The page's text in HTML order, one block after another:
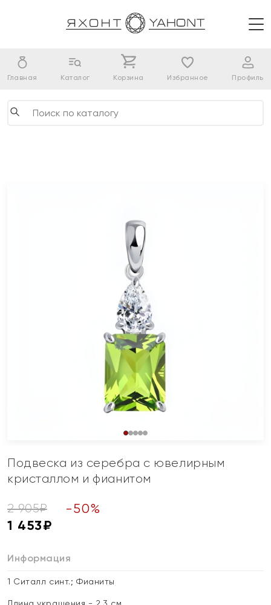
Главная Каталог Корзина Избранное Профиль
Подвеска из серебра с ювелирным
кристаллом и фианитом
2 905₽ -50%
1 453₽
Информация
1 Ситалл синт.; Фианиты